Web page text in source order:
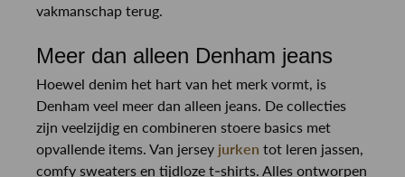
vakmanschap terug.
Meer dan alleen Denham jeans
Hoewel denim het hart van het merk vormt, is
Denham veel meer dan alleen jeans. De collecties
zijn veelzijdig en combineren stoere basics met
opvallende items. Van jersey jurken tot leren jassen,
comfy sweaters en tijdloze t-shirts. Alles ontworpen